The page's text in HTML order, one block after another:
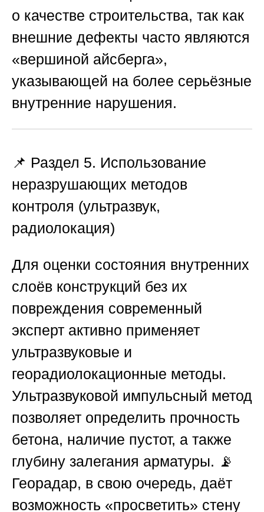
о качестве строительства, так как
внешние дефекты часто являются
«вершиной айсберга»,
указывающей на более серьёзные
внутренние нарушения.
📌 Раздел 5. Использование
неразрушающих методов
контроля (ультразвук,
радиолокация)
Для оценки состояния внутренних
слоёв конструкций без их
повреждения современный
эксперт активно применяет
ультразвуковые и
георадиолокационные методы.
Ультразвуковой импульсный метод
позволяет определить прочность
бетона, наличие пустот, а также
глубину залегания арматуры. 📡
Георадар, в свою очередь, даёт
возможность «просветить» стену